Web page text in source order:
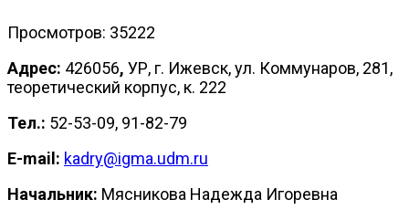
Просмотров: 35222
Адрес: 426056, УР, г. Ижевск, ул. Коммунаров, 281,
теоретический корпус, к. 222
Тел.: 52-53-09, 91-82-79
E-mail: kadry@igma.udm.ru
Начальник: Мясникова Надежда Игоревна